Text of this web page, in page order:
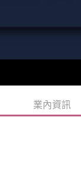
業內資訊